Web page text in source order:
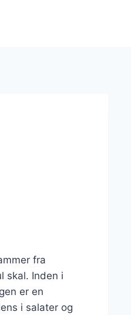
fra
skal. Inden i
er en
i salater og